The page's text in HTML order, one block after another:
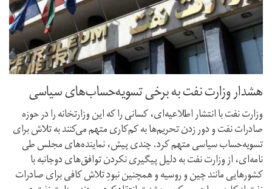
هشدار وزارت نفت به برخی تسویه‌حساب‌های سیاسی
وزارت نفت با انتشار اطلاعیه‌ای، کسانی را که این وزارتخانه را در حوزه
صادرات نفت و دور زدن تحریم‌ها به کم‌کاری متهم می‌کنند به تلاش برای
تسویه‌حساب سیاسی متهم کرد. چندی پیش، نماینده‌های مجلس طی
نامه‌ای، از وزارت نفت به‌ دلیل پیگیری نکردن توافق‌های دوجانبه با
کشورهایی مانند چین و روسیه و همچنین نبودِ تلاش کافی برای صادرات